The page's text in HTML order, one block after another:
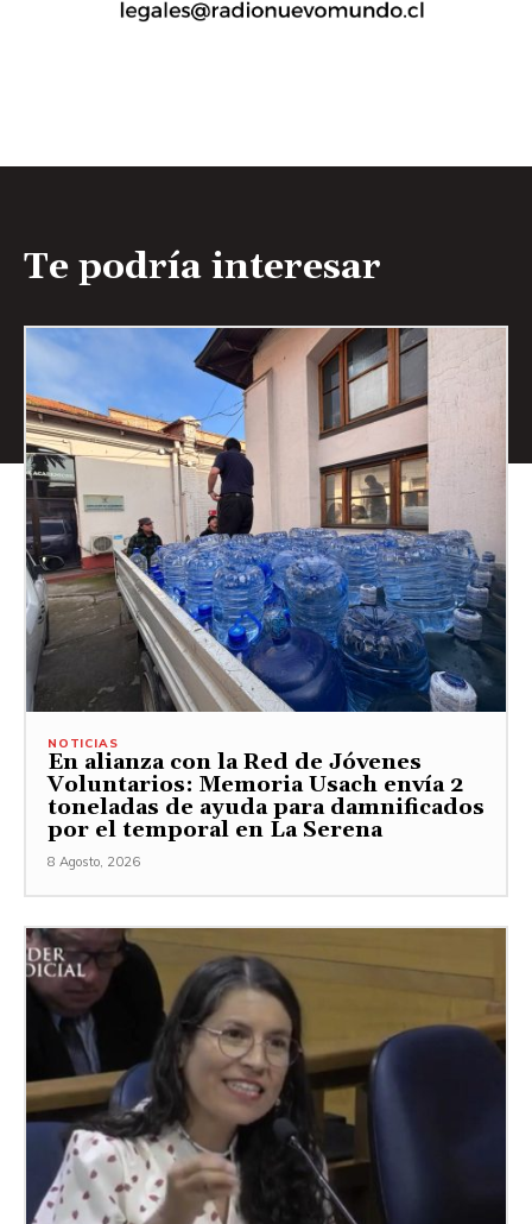
Te podría interesar
NOTICIAS
En alianza con la Red de Jóvenes
Voluntarios: Memoria Usach envía 2
toneladas de ayuda para damnificados
por el temporal en La Serena
8 Agosto, 2026